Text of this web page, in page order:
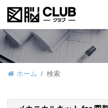
ホーム 検索